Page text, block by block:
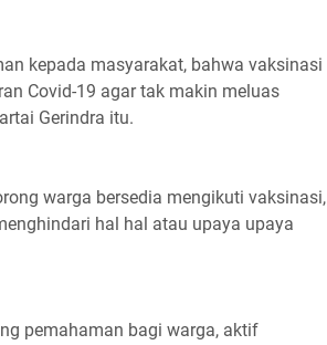
kepada masyarakat, bahwa vaksinasi
Covid-19 agar tak makin meluas
Gerindra itu.
warga bersedia mengikuti vaksinasi,
hal hal atau upaya upaya
pemahaman bagi warga, aktif